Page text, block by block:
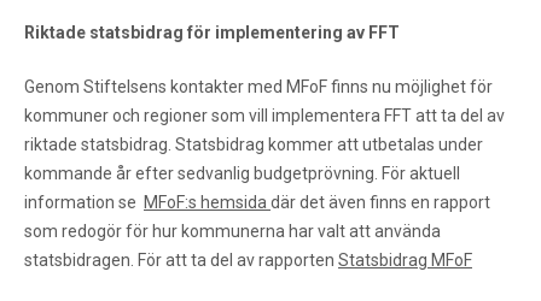
Riktade statsbidrag för implementering av FFT
Genom Stiftelsens kontakter med MFoF finns nu möjlighet för
kommuner och regioner som vill implementera FFT att ta del av
riktade statsbidrag. Statsbidrag kommer att utbetalas under
kommande år efter sedvanlig budgetprövning. För aktuell
information se MFoF:s hemsidadär det även finns en rapport
som redogör för hur kommunerna har valt att använda
statsbidragen. För att ta del av rapporten Statsbidrag MFoF